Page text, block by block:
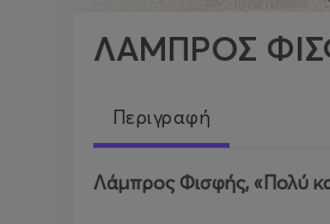
ΛΑΜΠΡΟΣ
Περιγραφή
Λάμπρος Φισφής, «Πολύ